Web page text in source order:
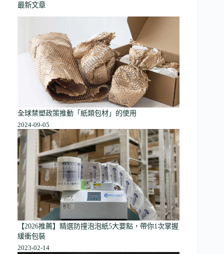
最新文章
全球禁塑政策推動「紙類包材」的使用
2024-09-05
【2026推薦】精選防撞泡泡紙5大要點，帶你1次掌握
緩衝包裝
2023-02-14